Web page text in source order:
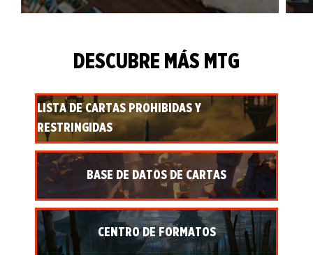
DESCUBRE MÁS MTG
LISTA DE CARTAS PROHIBIDAS Y
RESTRINGIDAS
BASE DE DATOS DE CARTAS
CENTRO DE FORMATOS